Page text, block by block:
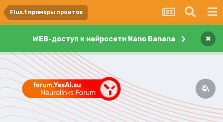
Flux.1 примеры промтов
WEB-доступ к нейросети Nano Banana ×